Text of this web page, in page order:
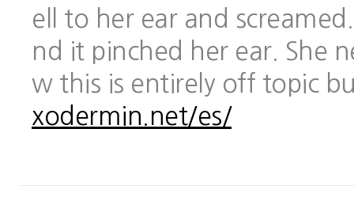
ell to her ear and
nd it pinched her ear. She
w this is entirely off topic
xodermin.net/es/